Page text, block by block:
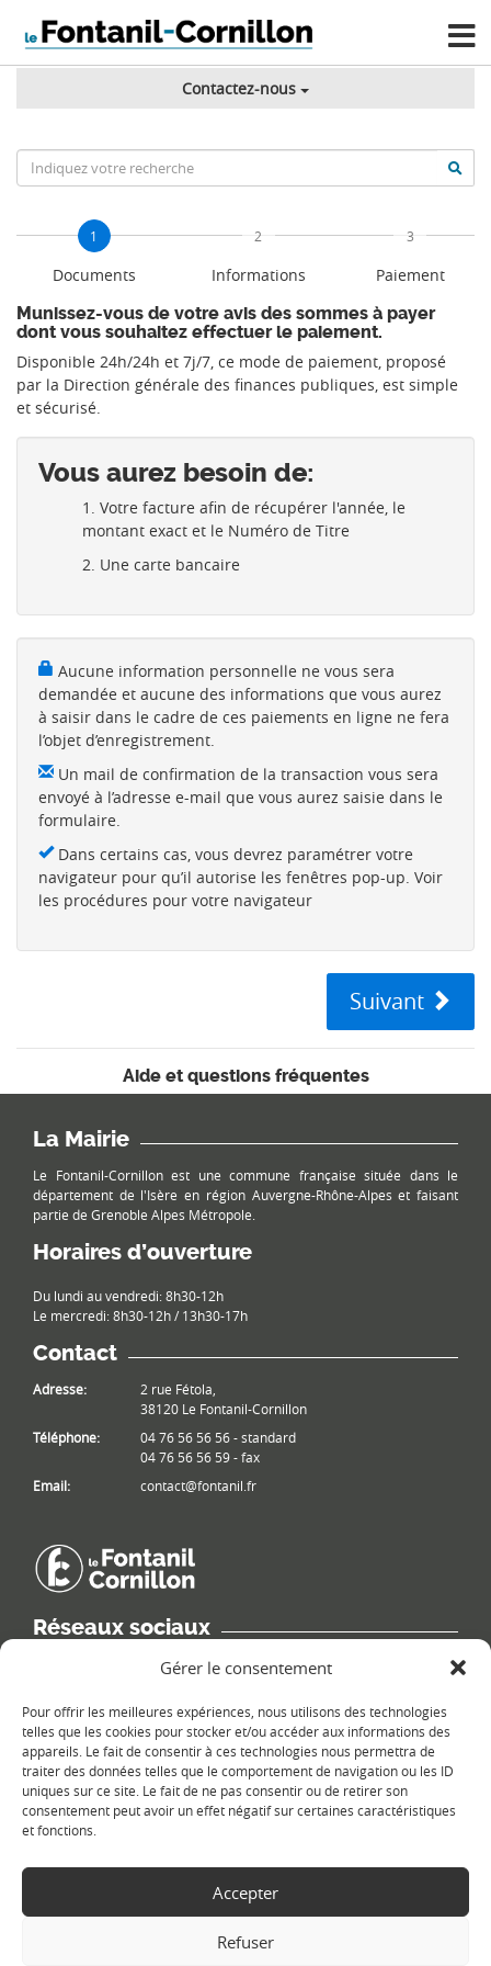
Gérer le consentement
Pour offrir les meilleures expériences, nous utilisons des technologies
telles que les cookies pour stocker et/ou accéder aux informations des
appareils. Le fait de consentir à ces technologies nous permettra de
traiter des données telles que le comportement de navigation ou les ID
uniques sur ce site. Le fait de ne pas consentir ou de retirer son
consentement peut avoir un effet négatif sur certaines caractéristiques
et fonctions.
Accepter
Refuser
Contactez-nous
1
Documents
2
Informations
3
Paiement
Munissez-vous de votre avis des sommes à payer
dont vous souhaitez effectuer le paiement.
Disponible 24h/24h et 7j/7, ce mode de paiement, proposé
par la Direction générale des finances publiques, est simple
et sécurisé.
Vous aurez besoin de:
Votre facture afin de récupérer l'année, le
montant exact et le Numéro de Titre
Une carte bancaire
Aucune information personnelle ne vous sera
demandée et aucune des informations que vous aurez
à saisir dans le cadre de ces paiements en ligne ne fera
l’objet d’enregistrement.
Un mail de confirmation de la transaction vous sera
envoyé à l’adresse e-mail que vous aurez saisie dans le
formulaire.
Dans certains cas, vous devrez paramétrer votre
navigateur pour qu’il autorise les fenêtres pop-up. Voir
les procédures pour votre navigateur
Suivant
Aide et questions fréquentes
La Mairie
Le Fontanil-Cornillon est une commune française située dans le
département de l'Isère en région Auvergne-Rhône-Alpes et faisant
partie de Grenoble Alpes Métropole.
Horaires d’ouverture
Du lundi au vendredi: 8h30-12h
Le mercredi: 8h30-12h / 13h30-17h
Contact
Adresse:
2 rue Fétola,
38120 Le Fontanil-Cornillon
Téléphone:
04 76 56 56 56 - standard
04 76 56 56 59 - fax
Email:
contact@fontanil.fr
Réseaux sociaux
Retrouvez les informations de la commune sur différents réseaux
Le plan du site